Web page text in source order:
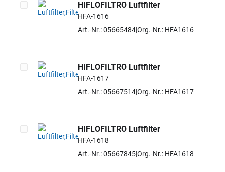
Artikel auswählen
HIFLOFILTRO Luftfilter
HFA-1616
Art.-Nr.: 05665484Org.-Nr.: HFA1616
Artikel auswählen
HIFLOFILTRO Luftfilter
HFA-1617
Art.-Nr.: 05667514Org.-Nr.: HFA1617
Artikel auswählen
HIFLOFILTRO Luftfilter
HFA-1618
Art.-Nr.: 05667845Org.-Nr.: HFA1618